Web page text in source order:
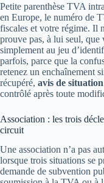
Petite parenthèse TVA
en Europe, le numéro de
fiscales et votre régime. Il
prouve pas, à lui seul, que
simplement au jeu
parfois, parce que la
retenez un enchaînement
récupéré, avis de situation
contrôlé après toute
Association : les trois
circuit
Une association n’a pas
lorsque trois situations se
demande de subvention